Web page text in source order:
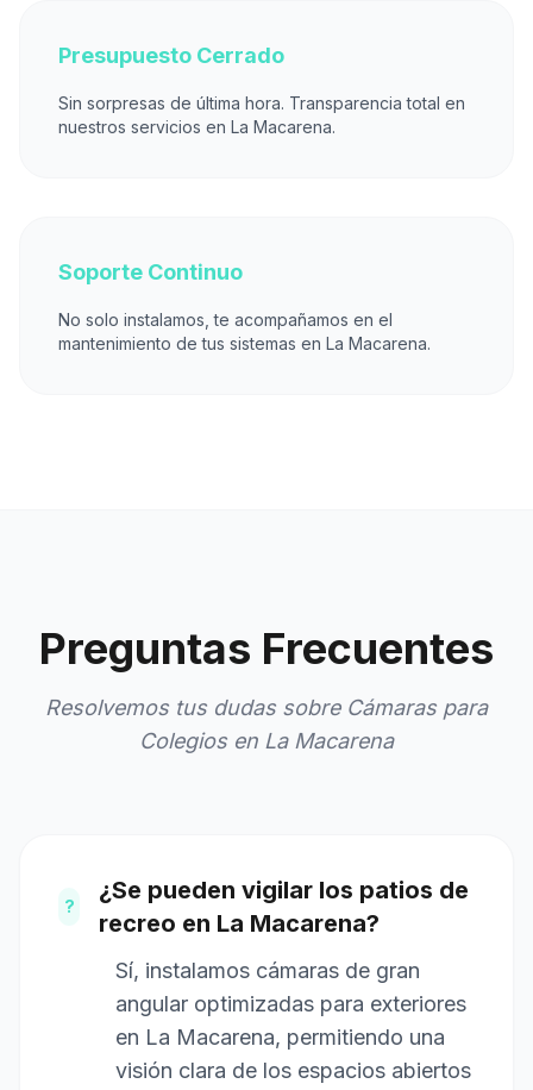
Presupuesto Cerrado
Sin sorpresas de última hora. Transparencia total en
nuestros servicios en La Macarena.
Soporte Continuo
No solo instalamos, te acompañamos en el
mantenimiento de tus sistemas en La Macarena.
Preguntas Frecuentes
Resolvemos tus dudas sobre Cámaras para
Colegios en La Macarena
?
¿Se pueden vigilar los patios de
recreo en La Macarena?
Sí, instalamos cámaras de gran
angular optimizadas para exteriores
en La Macarena, permitiendo una
visión clara de los espacios abiertos